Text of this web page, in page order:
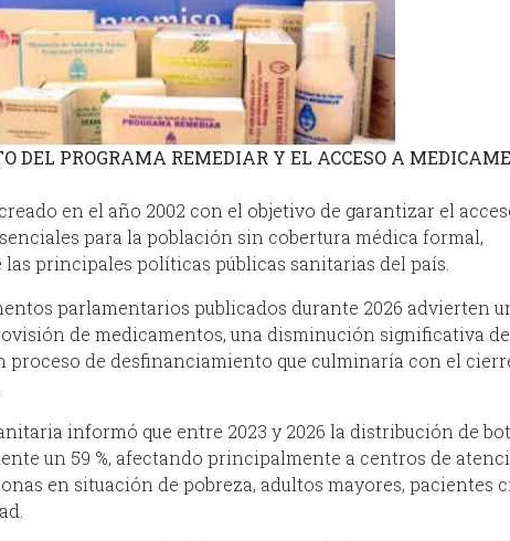
DEL PROGRAMA REMEDIAR Y EL ACCESO A
en el año 2002 con el objetivo de garantizar el
para la población sin cobertura médica formal,
principales políticas públicas sanitarias del país.
parlamentarios publicados durante 2026 advierten
de medicamentos, una disminución significativa
proceso de desfinanciamiento que culminaría con el
informó que entre 2023 y 2026 la distribución de
un 59 %, afectando principalmente a centros de
en situación de pobreza, adultos mayores, pacientes